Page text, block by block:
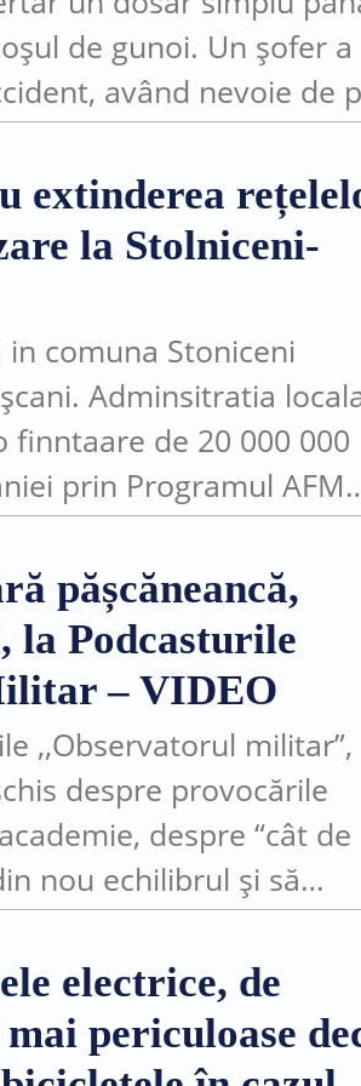
de gunoi. Un șofer
având nevoie de
extinderea
la Stolniceni-
comuna Stoniceni
Adminsitratia
de 20 000 000
prin Programul AFM
de apa si
pășcăneancă,
la Podcasturile
– VIDEO
,,Observatorul militar”,
despre provocările
despre “cât de
nou echilibrul și să
greu nu
electrice, de
periculoase